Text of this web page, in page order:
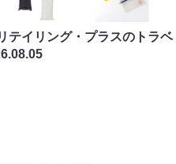
テイリング・プラスのトラベ